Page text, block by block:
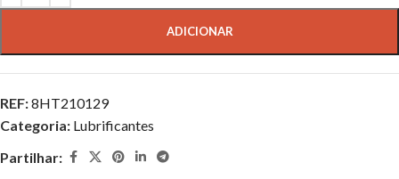
ADICIONAR
REF:8HT210129
Categoria: Lubrificantes
Partilhar: